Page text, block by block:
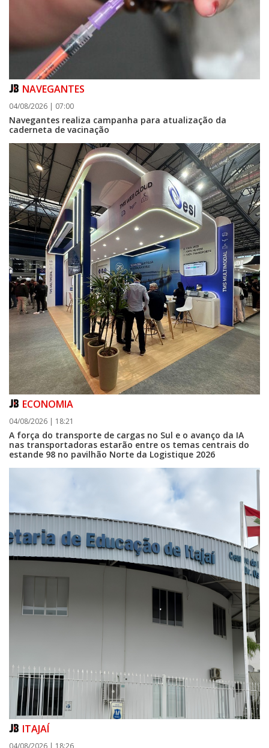
NAVEGANTES
04/08/2026 | 07:00
Navegantes realiza campanha para atualização da
caderneta de vacinação
ECONOMIA
04/08/2026 | 18:21
A força do transporte de cargas no Sul e o avanço da IA
nas transportadoras estarão entre os temas centrais do
estande 98 no pavilhão Norte da Logistique 2026
ITAJAÍ
04/08/2026 | 18:26